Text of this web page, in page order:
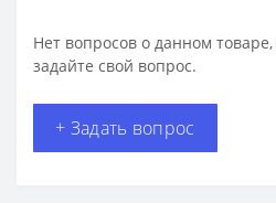
Нет вопросов о данном
задайте свой вопрос.
+ Задать вопрос